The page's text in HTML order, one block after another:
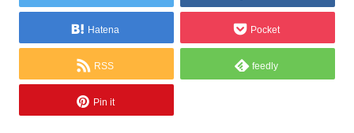
Hatena Pocket
RSS feedly
Pin it